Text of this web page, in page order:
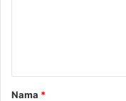
rNama *